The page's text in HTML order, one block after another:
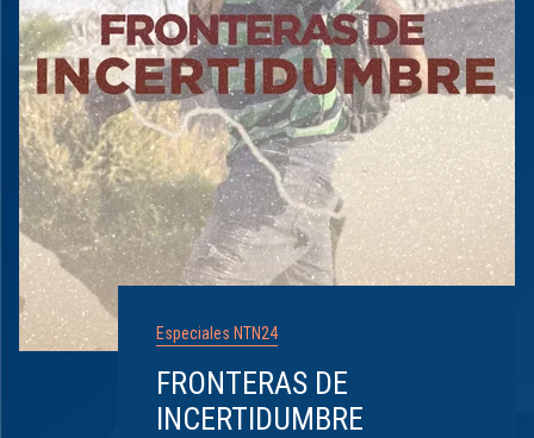
Especiales NTN24
FRONTERAS DE
INCERTIDUMBRE